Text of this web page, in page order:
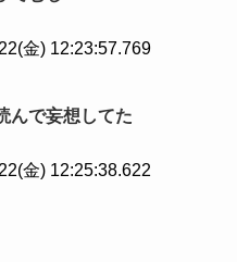
金) 12:23:57.769
んで妄想してた
金) 12:25:38.622